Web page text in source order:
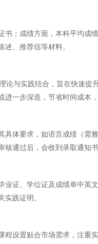
；成绩方面，本科平均
、推荐信等材料。
论与实践结合，旨在快速
一步深造，节省时间成本
体要求，如语言成绩（
通过后，会收到录取通知
证、学位证及成绩单中
践证明。
设置贴合市场需求，注